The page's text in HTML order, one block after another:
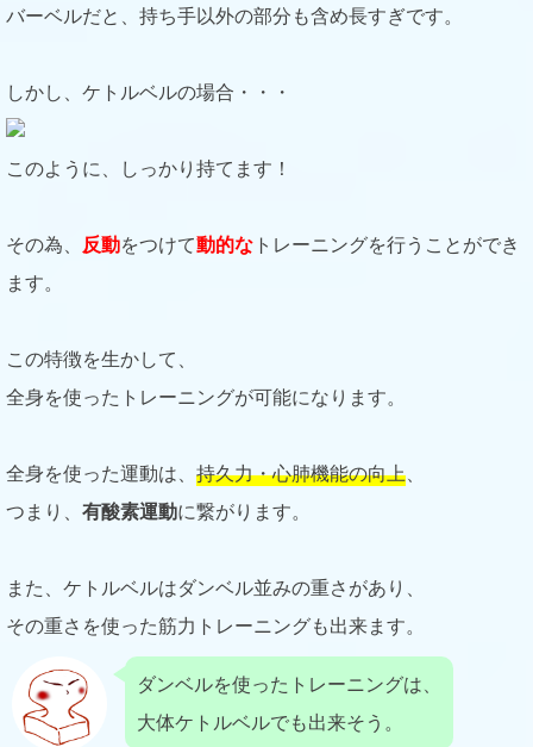
バーベルだと、持ち手以外の部分も含め長すぎです。
しかし、ケトルベルの場合・・・
このように、しっかり持てます！
その為、 反動をつけて動的な トレーニングを行うことができ
ます。
この特徴を生かして、
全身を使ったトレーニングが可能になります。
全身を使った運動は、 持久力・心肺機能の向上、
つまり、 有酸素運動に繋がります。
また、ケトルベルはダンベル並みの重さがあり、
その重さを使った筋力トレーニングも出来ます。
ダンベルを使ったトレーニングは、
大体ケトルベルでも出来そう。